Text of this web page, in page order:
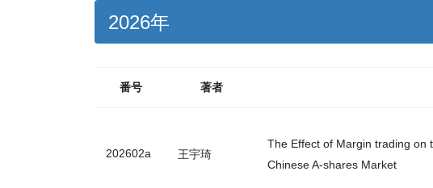
2026年
番号 著者
202602a 王宇琦
The Effect of Margin trading on
Chinese A-shares Market